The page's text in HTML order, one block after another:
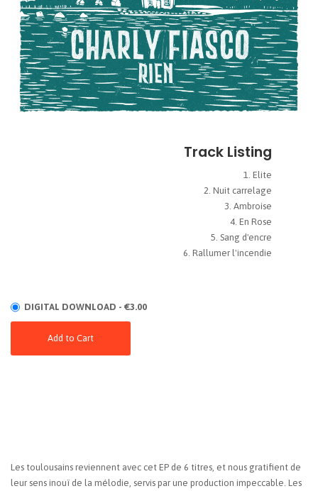
Track Listing
Elite
Nuit carrelage
Ambroise
En Rose
Sang d'encre
Rallumer l'incendie
DIGITAL DOWNLOAD - €3.00
Add to Cart
Les toulousains reviennent avec cet EP de 6 titres, et nous gratifient de
leur sens inouï de la mélodie, servis par une production impeccable. Les